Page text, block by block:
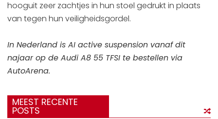
hooguit zeer zachtjes in hun stoel gedrukt in plaats
van tegen hun veiligheidsgordel.
In Nederland is AI active suspension vanaf dit
najaar op de Audi A8 55 TFSI te bestellen via
AutoArena.
MEEST RECENTE
POSTS